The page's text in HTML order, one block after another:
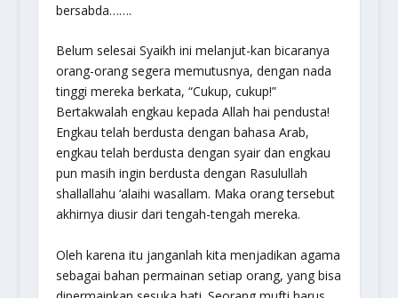
bersabda…….
Belum selesai Syaikh ini melanjut-kan bicaranya
orang-orang segera memutusnya, dengan nada
tinggi mereka berkata, “Cukup, cukup!”
Bertakwalah engkau kepada Allah hai pendusta!
Engkau telah berdusta dengan bahasa Arab,
engkau telah berdusta dengan syair dan engkau
pun masih ingin berdusta dengan Rasulullah
shallallahu ‘alaihi wasallam. Maka orang tersebut
akhirnya diusir dari tengah-tengah mereka.
Oleh karena itu janganlah kita menjadikan agama
sebagai bahan permainan setiap orang, yang bisa